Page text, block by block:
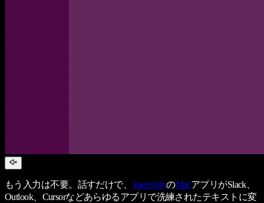
もう入力は不要。話すだけで、 SpeechifyのMacアプリがSlack、
Outlook、Cursorなどあらゆるアプリで洗練されたテキストに変